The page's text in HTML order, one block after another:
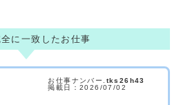
に一致したお仕事
お仕事ナンバー. tks26h43
掲載日：2026/07/02